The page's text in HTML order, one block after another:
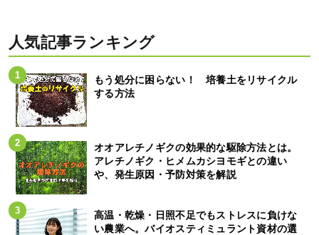
人気記事ランキング
もう処分に困らない！ 培養土をリサイクル
する方法
オオアレチノギクの効果的な駆除方法とは。
アレチノギク・ヒメムカシヨモギとの違い
や、発生原因・予防対策を解説
高温・乾燥・日照不足でもストレスに負けな
い農業へ。バイオスティミュラント資材の選